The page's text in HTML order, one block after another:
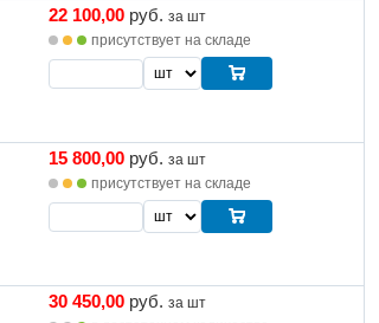
22 100,00 руб. за шт
присутствует на складе
15 800,00 руб. за шт
присутствует на складе
30 450,00 руб. за шт